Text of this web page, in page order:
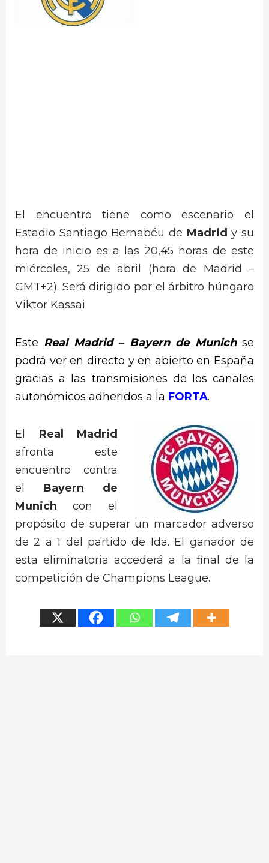
El encuentro tiene como escenario el
Estadio Santiago Bernabéu de Madrid y su
hora de inicio es a las 20,45 horas de este
miércoles, 25 de abril (hora de Madrid –
GMT+2). Será dirigido por el árbitro húngaro
Viktor Kassai.
Este Real Madrid – Bayern de Munichse
podrá ver en directo y en abierto en España
gracias a las transmisiones de los canales
autonómicos adheridos a la FORTA.
El Real Madrid
afronta este
encuentro contra
el Bayern de
Munich con el
propósito de superar un marcador adverso
de 2 a 1 del partido de Ida. El ganador de
esta eliminatoria accederá a la final de la
competición de Champions League.